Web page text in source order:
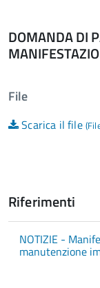
DOMANDA DI
File
Scarica il file
Riferimenti
NOTIZIE -
manutenzione